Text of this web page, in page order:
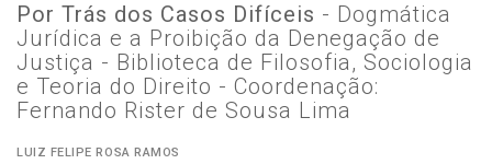
Por Trás dos Casos Difíceis - Dogmática
Jurídica e a Proibição da Denegação de
Justiça - Biblioteca de Filosofia, Sociologia
e Teoria do Direito - Coordenação:
Fernando Rister de Sousa Lima
LUIZ FELIPE ROSA RAMOS